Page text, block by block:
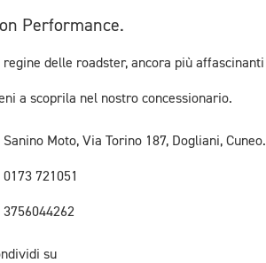
Performance.
regine delle roadster, ancora più
a scoprila nel nostro concessionario.
Sanino Moto, Via Torino 187, Dogliani, Cuneo.
0173 721051
3756044262
su